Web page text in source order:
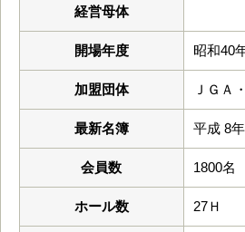
経営母体
開場年度 昭和40
加盟団体 ＪＧＡ
最新名簿 平成 8年
会員数 1800名
ホール数 27Ｈ